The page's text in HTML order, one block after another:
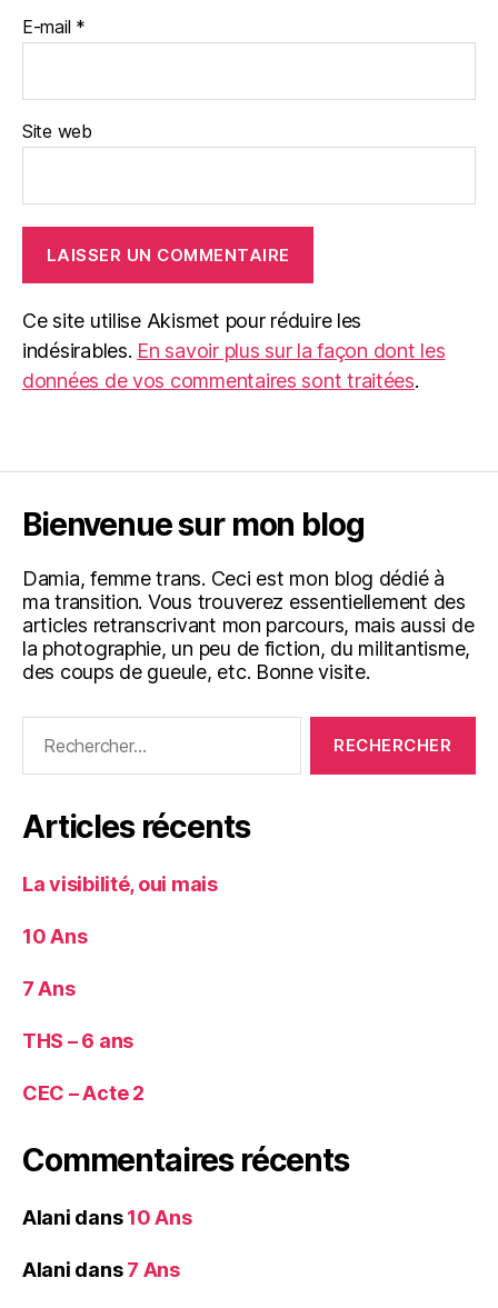
E-mail *
Site web
Ce site utilise Akismet pour réduire les
indésirables. En savoir plus sur la façon dont les
données de vos commentaires sont traitées.
Bienvenue sur mon blog
Damia, femme trans. Ceci est mon blog dédié à
ma transition. Vous trouverez essentiellement des
articles retranscrivant mon parcours, mais aussi de
la photographie, un peu de fiction, du militantisme,
des coups de gueule, etc. Bonne visite.
Articles récents
La visibilité, oui mais
10 Ans
7 Ans
THS – 6 ans
CEC – Acte 2
Commentaires récents
Alani dans10 Ans
Alani dans7 Ans